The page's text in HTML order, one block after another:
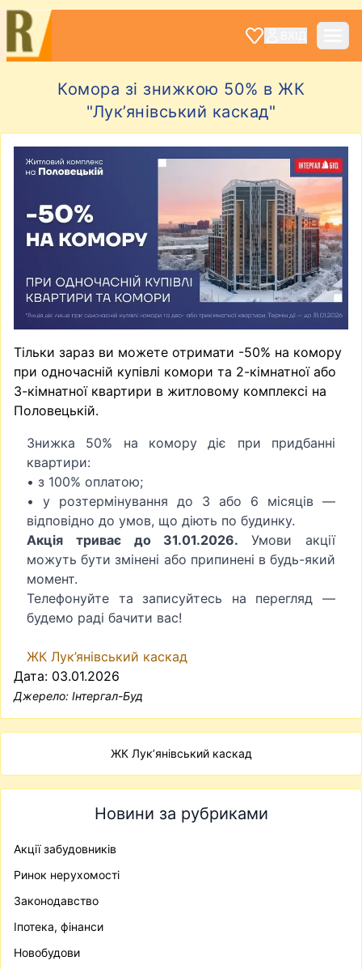
Комора зі знижкою 50% в ЖК
"Лук’янівський каскад"
Тільки зараз ви можете отримати -50% на комору
при одночасній купівлі комори та 2-кімнатної або
3-кімнатної квартири в житловому комплексі на
Половецькій.
Знижка 50% на комору діє при придбанні
квартири:
• з 100% оплатою;
• у розтермінування до 3 або 6 місяців —
відповідно до умов, що діють по будинку.
Акція триває до 31.01.2026.Умови акції
можуть бути змінені або припинені в будь-який
момент.
Телефонуйте та записуйтесь на перегляд —
будемо раді бачити вас!
ЖК Лук’янівський каскад
Дата: 03.01.2026
Джерело: Інтергал-Буд
ЖК Лук’янівський каскад
Новини за рубриками
Акції забудовників
Ринок нерухомості
Законодавство
Іпотека, фінанси
Новобудови